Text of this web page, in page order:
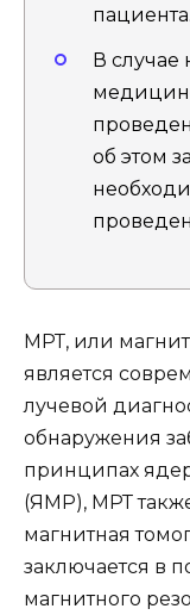
пациента.
В случае
об этом
МРТ, или
является
лучевой
обнаружения
принципах
(ЯМР), МРТ
магнитная
заключается в
магнитного